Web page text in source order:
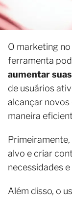
O marketing
ferramenta
aumentar
de usuários
alcançar
maneira
alvo e criar
necessidades
Além disso, o